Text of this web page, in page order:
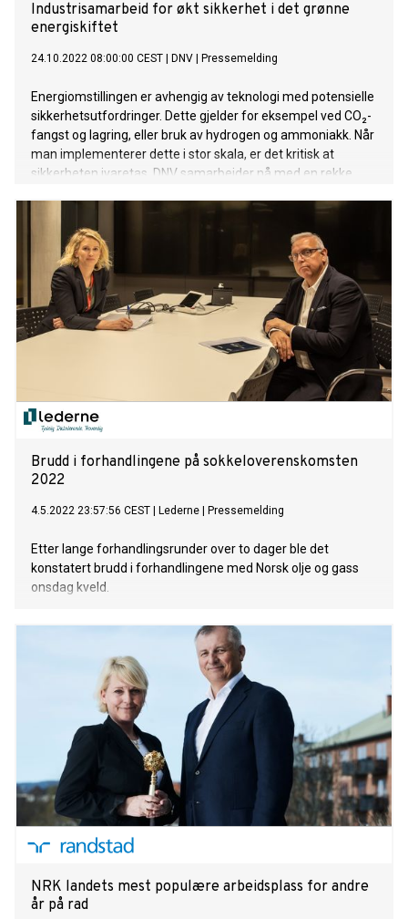
Industrisamarbeid for økt sikkerhet i det grønne
energiskiftet
24.10.2022 08:00:00 CEST DNV Pressemelding
Energiomstillingen er avhengig av teknologi med potensielle
sikkerhetsutfordringer. Dette gjelder for eksempel ved CO₂-
fangst og lagring, eller bruk av hydrogen og ammoniakk. Når
man implementerer dette i stor skala, er det kritisk at
sikkerheten ivaretas. DNV samarbeider nå med en rekke
Brudd i forhandlingene på sokkeloverenskomsten
2022
4.5.2022 23:57:56 CEST Lederne Pressemelding
Etter lange forhandlingsrunder over to dager ble det
konstatert brudd i forhandlingene med Norsk olje og gass
onsdag kveld.
NRK landets mest populære arbeidsplass for andre
år på rad